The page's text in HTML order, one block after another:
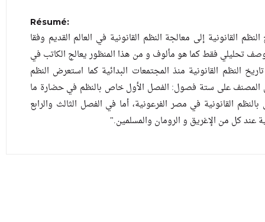
Résumé:
القانونية إلى معالجة النظم القانونية في العالم القديم وفقا
تحليلي فقط كما هو مألوف و من هذا المنظور يعالج الكاتب في
النظم القانونية منذ المجتمعات البدائية كما استعرض النظم
المصنف على ستة فصول: الفصل الأول خاص بالنظم في حضارة ما
القانونية في مصر الفرعونية، أما في الفصل الثالث والرابع
عند كل من الإغريق و الرومان والمسلمين."